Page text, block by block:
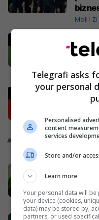
Mali i Zi
tema
Yjet
As
Promo
Telegrafi asks
your personal
Personalised
content
services
Store and/or
Learn more
Your personal data will
your device (cookies,
data) may be stored by,
partners, or used